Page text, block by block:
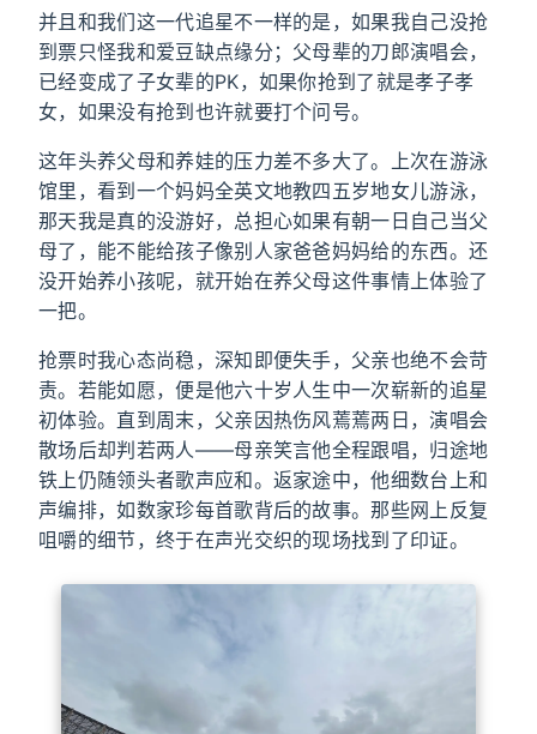
并且和我们这一代追星不一样的是，如果我自己没抢
到票只怪我和爱豆缺点缘分；父母辈的刀郎演唱会，
已经变成了子女辈的PK，如果你抢到了就是孝子孝
女，如果没有抢到也许就要打个问号。
这年头养父母和养娃的压力差不多大了。上次在游泳
馆里，看到一个妈妈全英文地教四五岁地女儿游泳，
那天我是真的没游好，总担心如果有朝一日自己当父
母了，能不能给孩子像别人家爸爸妈妈给的东西。还
没开始养小孩呢，就开始在养父母这件事情上体验了
一把。
抢票时我心态尚稳，深知即便失手，父亲也绝不会苛
责。若能如愿，便是他六十岁人生中一次崭新的追星
初体验。直到周末，父亲因热伤风蔫蔫两日，演唱会
散场后却判若两人——母亲笑言他全程跟唱，归途地
铁上仍随领头者歌声应和。返家途中，他细数台上和
声编排，如数家珍每首歌背后的故事。那些网上反复
咀嚼的细节，终于在声光交织的现场找到了印证。